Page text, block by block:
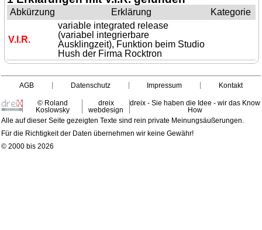
Abkürzung Erklärung Kategorie
V.I.R.
variable integrated release
(variabel integrierbare
Ausklingzeit), Funktion beim Studio
Hush der Firma Rocktron
AGB Datenschutz Impressum Kontakt
© Roland
Koslowsky
dreix
webdesign
dreix - Sie haben die Idee - wir das Know
How
Alle auf dieser Seite gezeigten Texte sind rein private Meinungsäußerungen.
Für die Richtigkeit der Daten übernehmen wir keine Gewähr!
© 2000 bis 2026